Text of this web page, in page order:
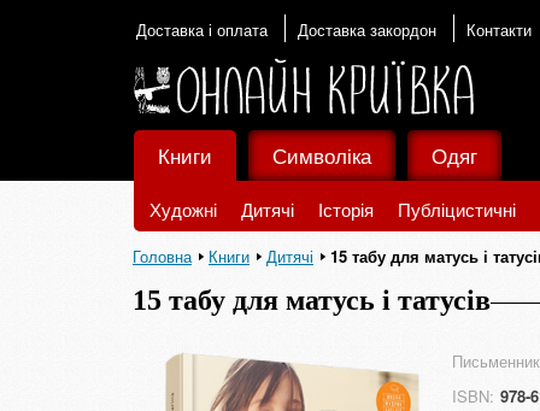
Доставка і оплата Доставка закордон Контакти
Книги
Художні Дитячі Історія Публіцистичні
Символіка Одяг
Головна Книги Дитячі 15 табу для матусь і
15 табу для матусь і татусів
ISBN: 978-